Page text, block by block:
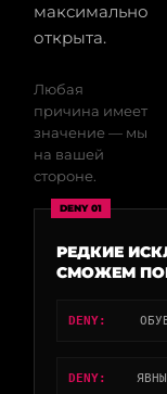
максимально
открыта.
Любая
причина имеет
значение — мы
на вашей
стороне.
DENY 01
РЕДКИЕ
СМОЖЕМ
DENY:
DENY: